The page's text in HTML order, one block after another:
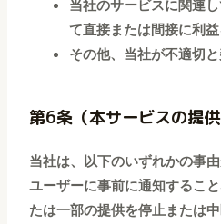
当社のサービスに関連
て直接または間接に利
その他、当社が不適切
第6条（本サービスの提供
当社は、以下のいずれかの事
ユーザーに事前に通知するこ
たは一部の提供を停止または